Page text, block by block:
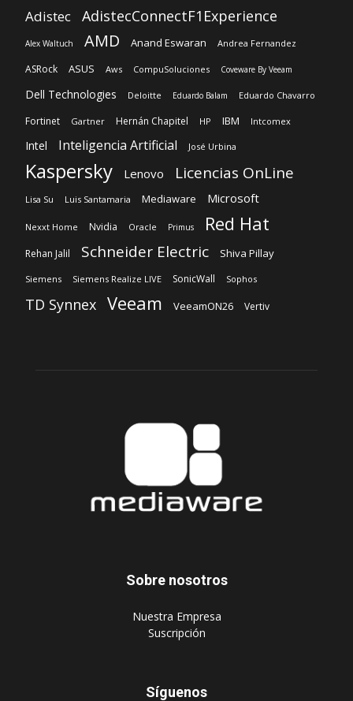
Adistec AdistecConnectF1Experience
Alex Waltuch AMD Anand Eswaran Andrea Fernandez
ASRock ASUS Aws CompuSoluciones Coveware By Veeam
Dell Technologies Deloitte Eduardo Balam Eduardo Chavarro
Fortinet Gartner Hernán Chapitel HP IBM Intcomex
Intel Inteligencia Artificial José Urbina
Kaspersky Lenovo Licencias OnLine
Lisa Su Luis Santamaria Mediaware Microsoft
Nexxt Home Nvidia Oracle Primus Red Hat
Rehan Jalil Schneider Electric Shiva Pillay
Siemens Siemens Realize LIVE SonicWall Sophos
TD Synnex Veeam VeeamON26 Vertiv
Sobre nosotros
‎Nuestra Empresa
‎Suscripción
Síguenos